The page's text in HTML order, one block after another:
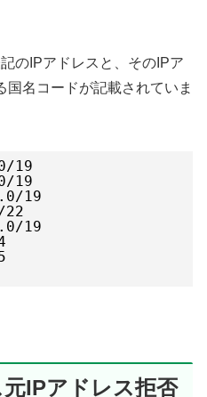
のIPアドレスと、そのIPア
国名コードが記載されていま
/19
/19
/19
/22
/19
IPアドレス拒否